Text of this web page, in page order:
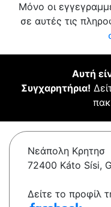
Μόνο οι
σε αυτές τις
Αυτή
Συγχαρητήρια!
Νεάπολη Κρητησ
72400 Káto Sísi,
Δείτε το προφίλ